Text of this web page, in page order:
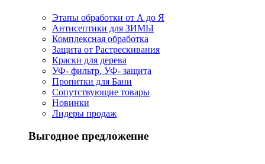
Этапы обработки от А до Я
Антисептики для ЗИМЫ
Комплексная обработка
Защита от Растрескивания
Краски для дерева
УФ- фильтр. УФ- защита
Пропитки для Бани
Сопутствующие товары
Новинки
Лидеры продаж
Выгодное предложение